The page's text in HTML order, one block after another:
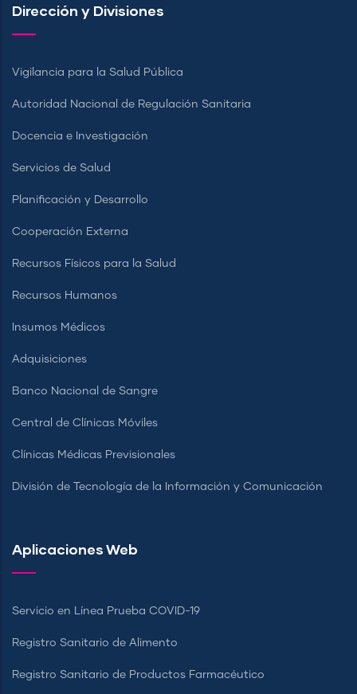
Dirección y Divisiones
Vigilancia para la Salud Pública
Autoridad Nacional de Regulación Sanitaria
Docencia e Investigación
Servicios de Salud
Planificación y Desarrollo
Cooperación Externa
Recursos Físicos para la Salud
Recursos Humanos
Insumos Médicos
Adquisiciones
Banco Nacional de Sangre
Central de Clínicas Móviles
Clínicas Médicas Previsionales
División de Tecnología de la Información y Comunicación
Aplicaciones Web
Servicio en Línea Prueba COVID-19
Registro Sanitario de Alimento
Registro Sanitario de Productos Farmacéutico